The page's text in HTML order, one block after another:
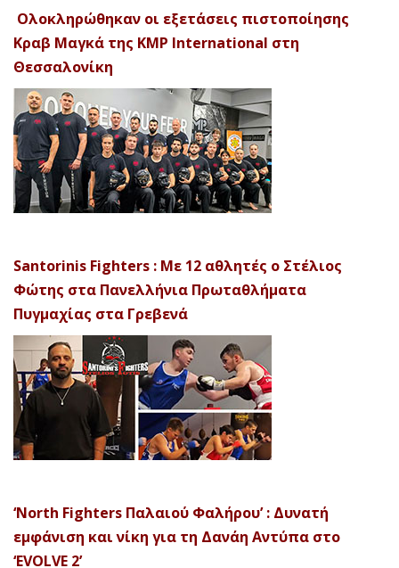
Ολοκληρώθηκαν οι εξετάσεις πιστοποίησης
Κραβ Μαγκά της KMP International στη
Θεσσαλονίκη
Santorinis Fighters : Με 12 αθλητές ο Στέλιος
Φώτης στα Πανελλήνια Πρωταθλήματα
Πυγμαχίας στα Γρεβενά
‘North Fighters Παλαιού Φαλήρου’ : Δυνατή
εμφάνιση και νίκη για τη Δανάη Αντύπα στο
‘EVOLVE 2’